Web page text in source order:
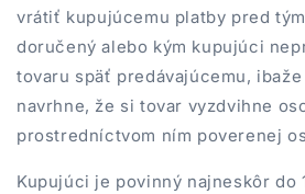
vrátiť kupujúcemu platby pred
doručený alebo kým kupujúci
tovaru späť predávajúcemu,
navrhne, že si tovar vyzdvihne
prostredníctvom ním poverenej
Kupujúci je povinný najneskôr do